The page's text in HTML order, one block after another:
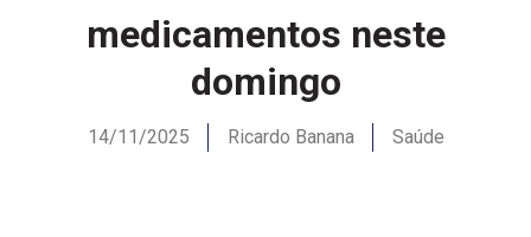
medicamentos neste
domingo
14/11/2025 Ricardo Banana Saúde